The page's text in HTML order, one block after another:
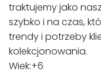
traktujemy jako
szybko i na czas,
trendy i potrzeby
kolekcjonowania.
Wiek:+6